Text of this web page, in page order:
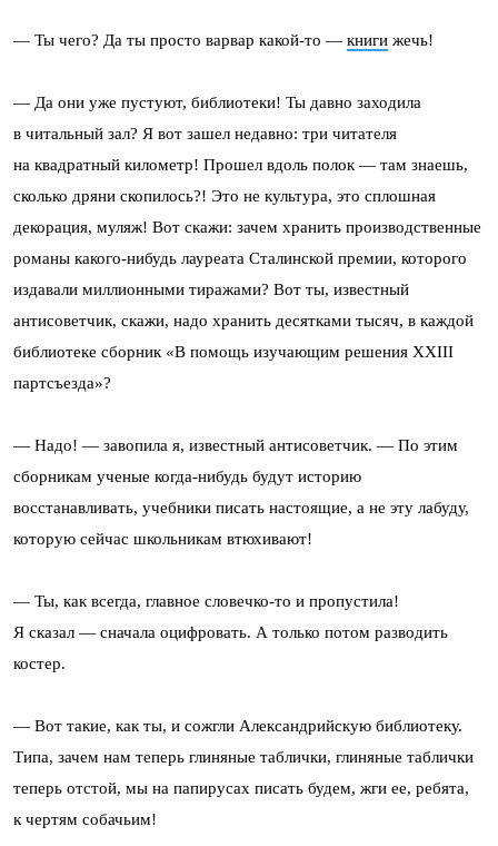
— Ты чего? Да ты просто варвар какой-то — книги жечь!
— Да они уже пустуют, библиотеки! Ты давно заходила
в читальный зал? Я вот зашел недавно: три читателя
на квадратный километр! Прошел вдоль полок — там знаешь,
сколько дряни скопилось?! Это не культура, это сплошная
декорация, муляж! Вот скажи: зачем хранить производственные
романы какого-нибудь лауреата Сталинской премии, которого
издавали миллионными тиражами? Вот ты, известный
антисоветчик, скажи, надо хранить десятками тысяч, в каждой
библиотеке сборник «В помощь изучающим решения ХХIII
партсъезда»?
— Надо! — завопила я, известный антисоветчик. — По этим
сборникам ученые когда-нибудь будут историю
восстанавливать, учебники писать настоящие, а не эту лабуду,
которую сейчас школьникам втюхивают!
— Ты, как всегда, главное словечко-то и пропустила!
Я сказал — сначала оцифровать. А только потом разводить
костер.
— Вот такие, как ты, и сожгли Александрийскую библиотеку.
Типа, зачем нам теперь глиняные таблички, глиняные таблички
теперь отстой, мы на папирусах писать будем, жги ее, ребята,
к чертям собачьим!